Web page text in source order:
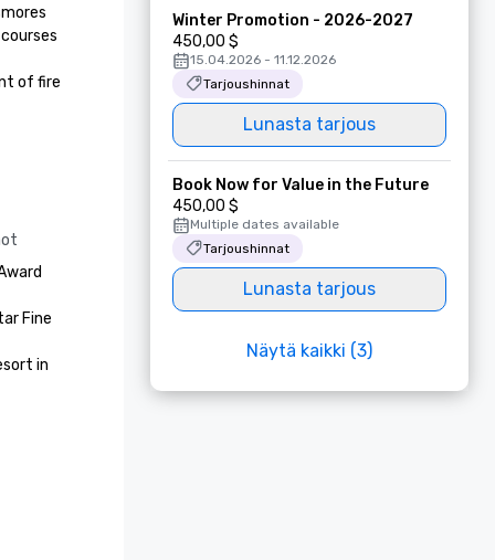
of fire
Fine
in
Winter Promotion - 2026-2027
450,00 $
15.04.2026 - 11.12.2026
Tarjoushinnat
Lunasta tarjous
Book Now for Value in the Future
450,00 $
Multiple dates available
Tarjoushinnat
Lunasta tarjous
Näytä kaikki (3)